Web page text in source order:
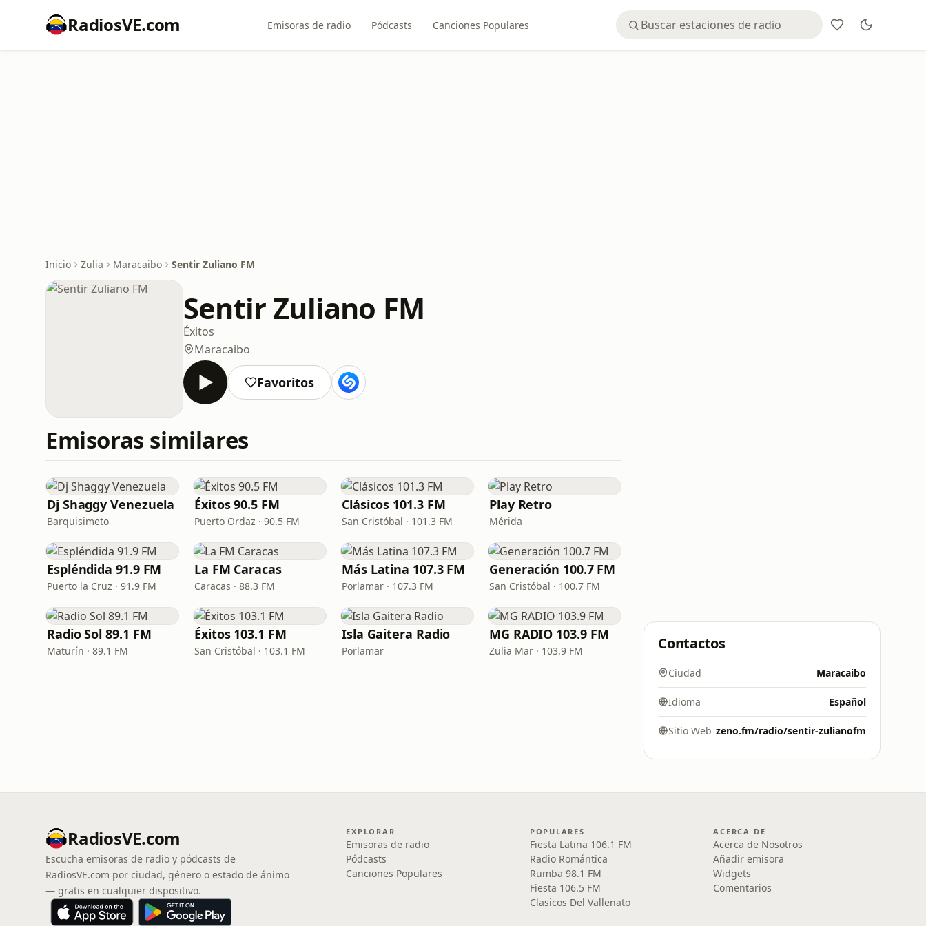
RadiosVE.com Emisoras de radio Pódcasts Canciones Populares
Inicio Zulia Maracaibo Sentir Zuliano FM
Sentir Zuliano FM
Éxitos
Maracaibo
Favoritos
Emisoras similares
Dj Shaggy Venezuela
Barquisimeto
Éxitos 90.5 FM
Puerto Ordaz · 90.5 FM
Clásicos 101.3 FM
San Cristóbal · 101.3 FM
Play Retro
Mérida
Espléndida 91.9 FM
Puerto la Cruz · 91.9 FM
La FM Caracas
Caracas · 88.3 FM
Más Latina 107.3 FM
Porlamar · 107.3 FM
Generación 100.7 FM
San Cristóbal · 100.7 FM
Radio Sol 89.1 FM
Maturín · 89.1 FM
Éxitos 103.1 FM
San Cristóbal · 103.1 FM
Isla Gaitera Radio
Porlamar
MG RADIO 103.9 FM
Zulia Mar · 103.9 FM Contactos
Ciudad Maracaibo
Idioma Español
Sitio Web zeno.fm/radio/sentir-zulianofm
RadiosVE.com
Escucha emisoras de radio y pódcasts de
RadiosVE.com por ciudad, género o estado de ánimo
— gratis en cualquier dispositivo.
EXPLORAR
Emisoras de radio
Pódcasts
Canciones Populares
POPULARES
Fiesta Latina 106.1 FM
Radio Romántica
Rumba 98.1 FM
Fiesta 106.5 FM
Clasicos Del Vallenato
ACERCA DE
Acerca de Nosotros
Añadir emisora
Widgets
Comentarios